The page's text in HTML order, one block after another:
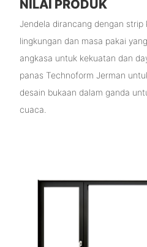
NILAI PRODUK
Jendela dirancang dengan strip
lingkungan dan masa pakai
angkasa untuk kekuatan dan
panas Technoform Jerman
desain bukaan dalam ganda
cuaca.